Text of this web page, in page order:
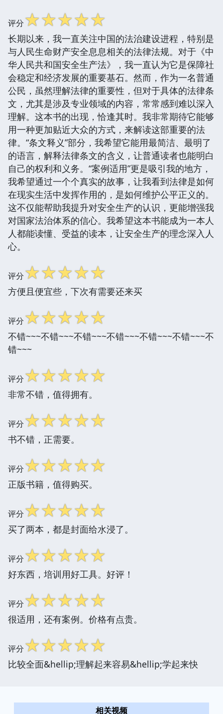
评分☆☆☆☆☆
长期以来，我一直关注中国的法治建设进程，特别是
与人民生命财产安全息息相关的法律法规。对于《中
华人民共和国安全生产法》，我一直认为它是保障社
会稳定和经济发展的重要基石。然而，作为一名普通
公民，虽然理解法律的重要性，但对于具体的法律条
文，尤其是涉及专业领域的内容，常常感到难以深入
理解。这本书的出现，恰逢其时。我非常期待它能够
用一种更加贴近大众的方式，来解读这部重要的法
律。“条文释义”部分，我希望它能用最简洁、最明了
的语言，解释法律条文的含义，让普通读者也能明白
自己的权利和义务。“案例适用”更是吸引我的地方，
我希望通过一个个真实的故事，让我看到法律是如何
在现实生活中发挥作用的，是如何维护公平正义的。
这不仅能帮助我提升对安全生产的认识，更能增强我
对国家法治体系的信心。我希望这本书能成为一本人
人都能读懂、受益的读本，让安全生产的理念深入人
心。
评分☆☆☆☆☆
方便且便宜些，下次有需要还来买
评分☆☆☆☆☆
不错~~~不错~~~不错~~~不错~~~不错~~~不错~~~不
错~~~
评分☆☆☆☆☆
非常不错，值得拥有。
评分☆☆☆☆☆
书不错，正需要。
评分☆☆☆☆☆
正版书籍，值得购买。
评分☆☆☆☆☆
买了两本，都是封面给水浸了。
评分☆☆☆☆☆
好东西，培训用好工具。好评！
评分☆☆☆☆☆
很适用，还有案例。价格有点贵。
评分☆☆☆☆☆
比较全面&hellip;理解起来容易&hellip;学起来快
相关视频